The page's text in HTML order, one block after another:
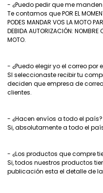
- ¿Puedo pedir que me
Te contamos que POR EL
PODES MANDAR VOS LA MOTO
DEBIDA AUTORIZACIÓN: NOMBRE
MOTO.
- ¿Puedo elegir yo el correo por
SI seleccionaste recibir tu
deciden que empresa de
clientes.
- ¿Hacen envíos a todo el país?
Si, absolutamente a todo el
- ¿Los productos que compre
Si, todos nuestros productos
publicación esta el detalle de